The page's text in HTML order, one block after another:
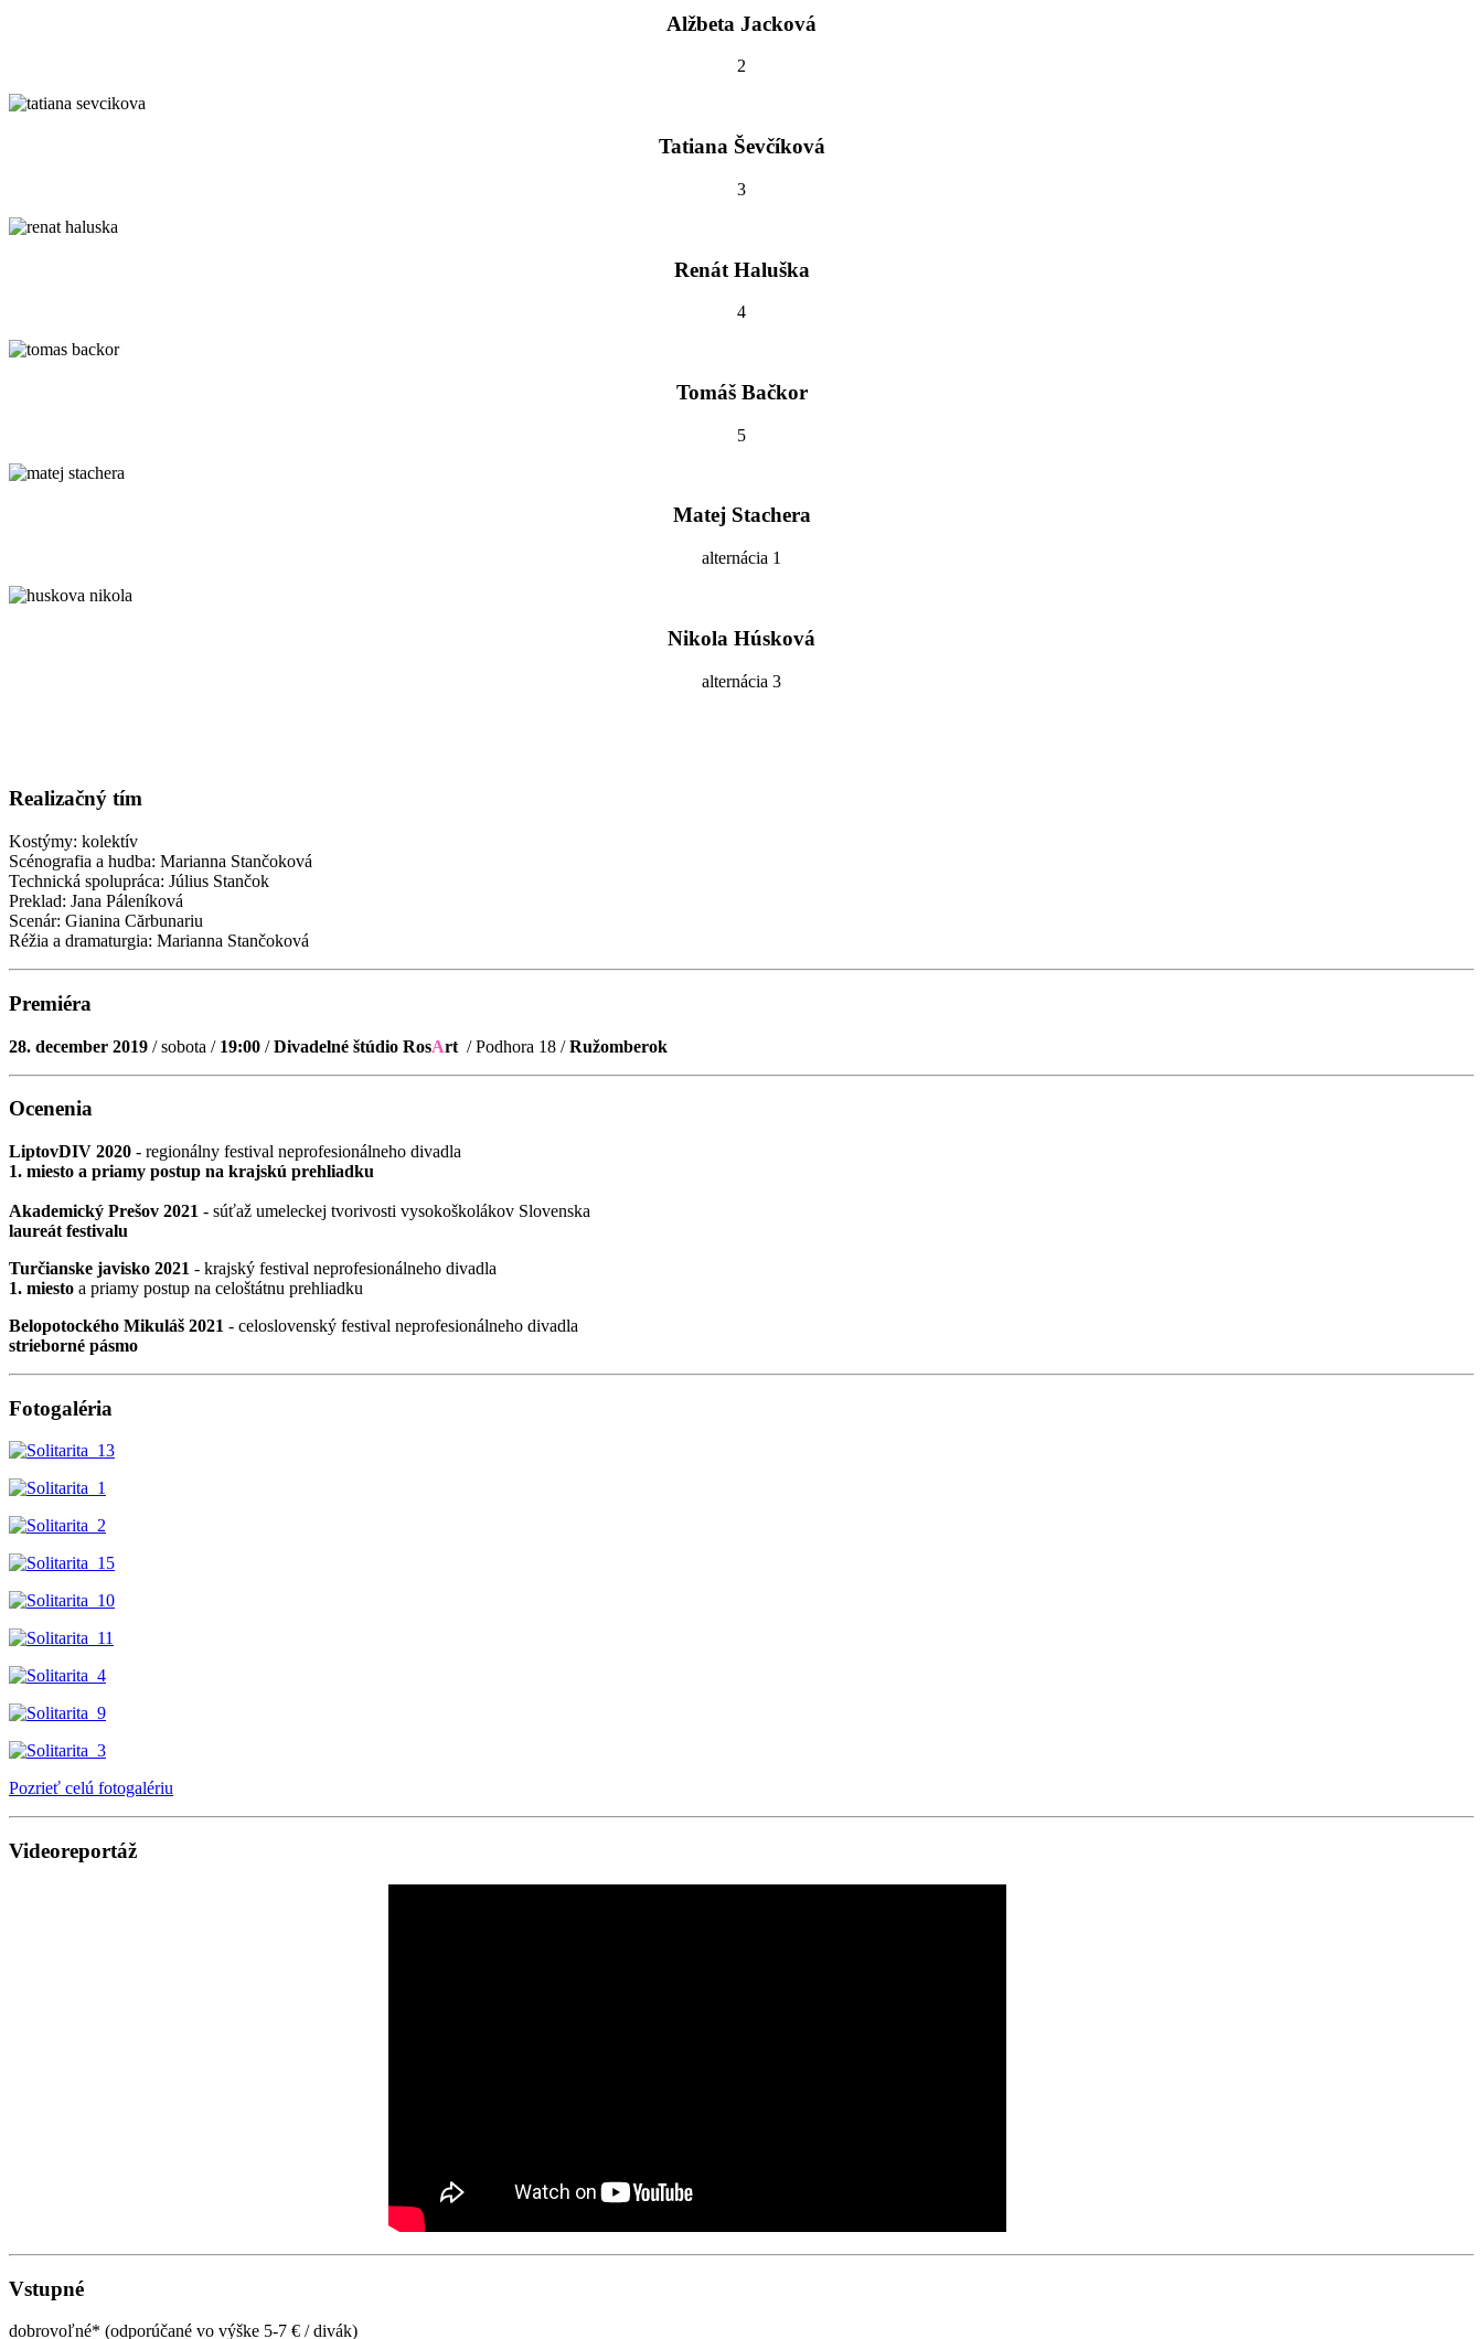
Alžbeta Jacková
2
Tatiana Ševčíková
3
Renát Haluška
4
Tomáš Bačkor
5
Matej Stachera
alternácia 1
Nikola Húsková
alternácia 3
Realizačný tím
Kostýmy: kolektív
Scénografia a hudba: Marianna Stančoková
Technická spolupráca: Július Stančok
Preklad: Jana Páleníková
Scenár: Gianina Cărbunariu
Réžia a dramaturgia: Marianna Stančoková
Premiéra
28. december 2019 / sobota / 19:00 /Divadelné štúdio RosArt / Podhora 18 /Ružomberok
Ocenenia
LiptovDIV 2020 - regionálny festival neprofesionálneho divadla
1. miesto a priamy postup na krajskú prehliadku
Akademický Prešov 2021 - súťaž umeleckej tvorivosti vysokoškolákov Slovenska
laureát festivalu
Turčianske javisko 2021 - krajský festival neprofesionálneho divadla
1. miesto a priamy postup na celoštátnu prehliadku
Belopotockého Mikuláš 2021 - celoslovenský festival neprofesionálneho divadla
strieborné pásmo
Fotogaléria
Pozrieť celú fotogalériu
Videoreportáž
Vstupné
dobrovoľné* (odporúčané vo výške 5-7 € / divák)